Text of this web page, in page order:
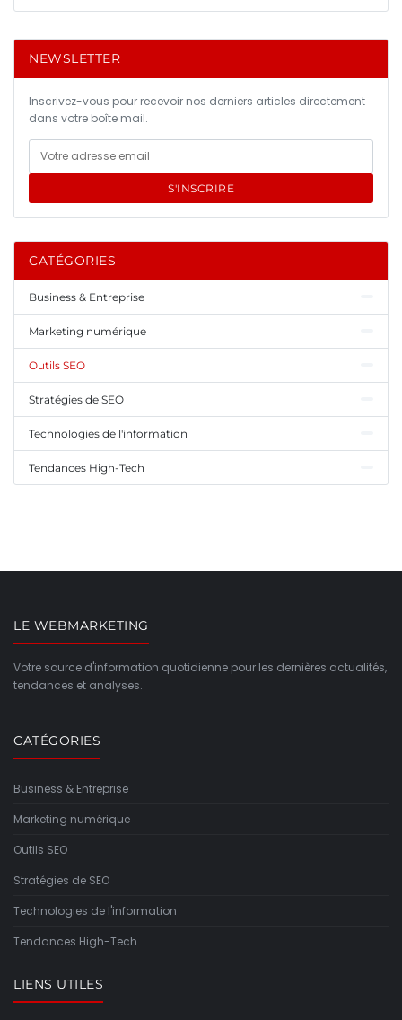
NEWSLETTER
Inscrivez-vous pour recevoir nos derniers articles directement
dans votre boîte mail.
S'INSCRIRE
CATÉGORIES
Business & Entreprise
Marketing numérique
Outils SEO
Stratégies de SEO
Technologies de l'information
Tendances High-Tech
LE WEBMARKETING
Votre source d'information quotidienne pour les dernières actualités,
tendances et analyses.
CATÉGORIES
Business & Entreprise
Marketing numérique
Outils SEO
Stratégies de SEO
Technologies de l'information
Tendances High-Tech
LIENS UTILES